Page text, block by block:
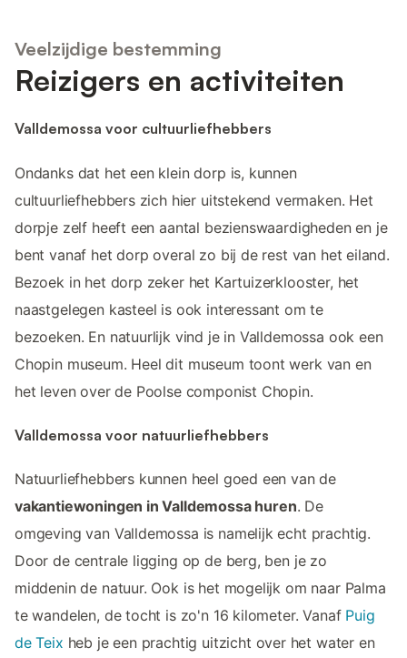
Veelzijdige bestemming
Reizigers en activiteiten
Valldemossa voor cultuurliefhebbers
Ondanks dat het een klein dorp is, kunnen
cultuurliefhebbers zich hier uitstekend vermaken. Het
dorpje zelf heeft een aantal bezienswaardigheden en je
bent vanaf het dorp overal zo bij de rest van het eiland.
Bezoek in het dorp zeker het Kartuizerklooster, het
naastgelegen kasteel is ook interessant om te
bezoeken. En natuurlijk vind je in Valldemossa ook een
Chopin museum. Heel dit museum toont werk van en
het leven over de Poolse componist Chopin.
Valldemossa voor natuurliefhebbers
Natuurliefhebbers kunnen heel goed een van de
vakantiewoningen in Valldemossa huren. De
omgeving van Valldemossa is namelijk echt prachtig.
Door de centrale ligging op de berg, ben je zo
middenin de natuur. Ook is het mogelijk om naar Palma
te wandelen, de tocht is zo'n 16 kilometer. Vanaf Puig
de Teix heb je een prachtig uitzicht over het water en